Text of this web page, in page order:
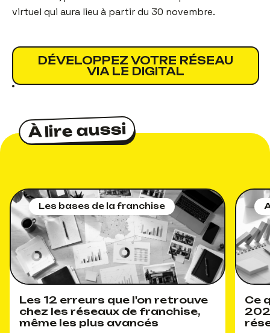
virtuel qui aura lieu à partir du 30 novembre.
DÉVELOPPEZ VOTRE RÉSEAU
VIA LE DIGITAL
À lire aussi
À lire aussi
Les bases de la franchise
Les 12 erreurs que l'on retrouve
chez les réseaux de franchise,
même les plus avancés
Ce